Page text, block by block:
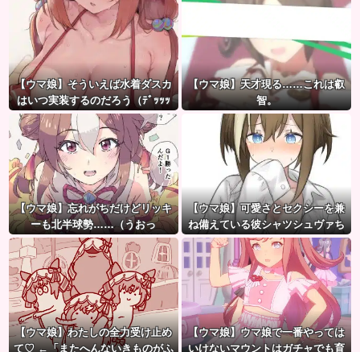
怪しいよな。
【ウマ娘】そういえば水着ダスカ
はいつ実装するのだろう（ﾃﾞｯｯｯ
【ウマ娘】天才現る……これは叡
智。
【ウマ娘】忘れがちだけどリッキ
ーも北半球勢……（うおっ
【ウマ娘】可愛さとセクシーを兼
ね備えている彼シャツシュヴァち
【ウマ娘】わたしの全力受け止め
て♡ ←「またへんないきものがふ
【ウマ娘】ウマ娘で一番やっては
いけないマウントはガチャでも育